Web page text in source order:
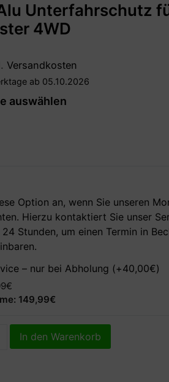
Unterfahrschutz
4WD
Versandkosten
ab 05.10.2026
auswählen
Option an, wenn Sie unseren
Hierzu kontaktiert Sie unser
Stunden, um einen Termin in
– nur bei Abholung (+40,00€)
149,99€
In den Warenkorb